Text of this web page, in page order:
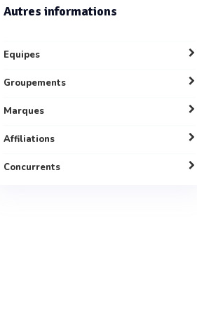
Autres informations
Equipes
Groupements
Marques
Affiliations
Concurrents